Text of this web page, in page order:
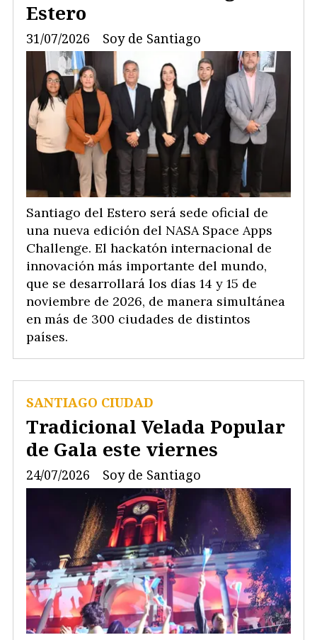
Estero
Soy de Santiago
31/07/2026
Santiago del Estero será sede oficial de
una nueva edición del NASA Space Apps
Challenge. El hackatón internacional de
innovación más importante del mundo,
que se desarrollará los días 14 y 15 de
noviembre de 2026, de manera simultánea
en más de 300 ciudades de distintos
países.
Tradicional Velada Popular
de Gala este viernes
Soy de Santiago
SANTIAGO CIUDAD
24/07/2026